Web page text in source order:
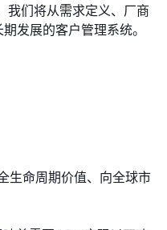
我们将从需求定义、厂商
发展的客户管理系统。
生命周期价值、向全球市